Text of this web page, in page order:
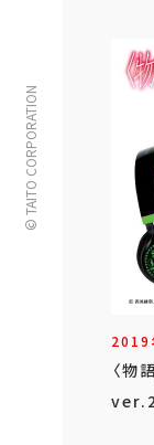
© TAITO CORPORATION
2019
〈物